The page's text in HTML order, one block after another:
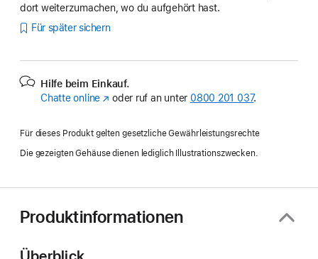
dort weiterzumachen, wo du aufgehört hast.
Für später sichern
Hilfe beim Einkauf.
Chatte online (Öffnet
Fenster)
oder ruf an unter 0800 201 037.
Für dieses Produkt gelten gesetzliche Gewährleistungsrechte
Die gezeigten Gehäuse dienen lediglich Illustrationszwecken.
Produktinformationen